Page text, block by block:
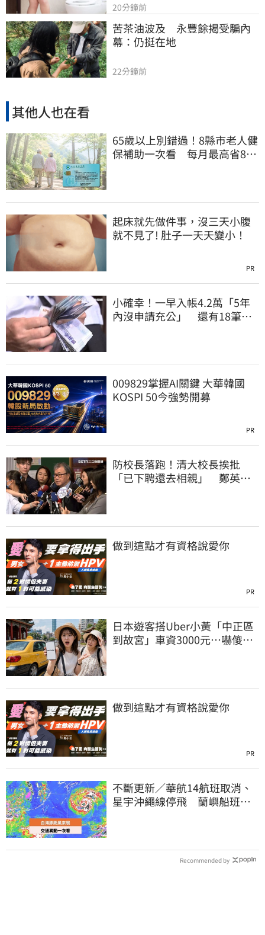
20分鐘前
苦茶油波及　永豐餘揭受騙內
幕：仍挺在地
22分鐘前
其他人也在看
65歲以上別錯過！8縣市老人健
保補助一次看 每月最高省826
起床就先做件事，沒三天小腹
就不見了! 肚子一天天變小！
PR
小確幸！一早入帳4.2萬「5年
內沒申請充公」 還有18筆錢
009829掌握AI關鍵 大華韓國
KOSPI 50今強勢開募
PR
防校長落跑！清大校長挨批
「已下聘還去相親」 鄭英
做到這點才有資格說愛你
PR
日本遊客搭Uber小黃「中正區
到故宮」車資3000元…嚇傻：
做到這點才有資格說愛你
PR
不斷更新／華航14航班取消、
星宇沖繩線停飛 蘭嶼船班停3
Recommended by